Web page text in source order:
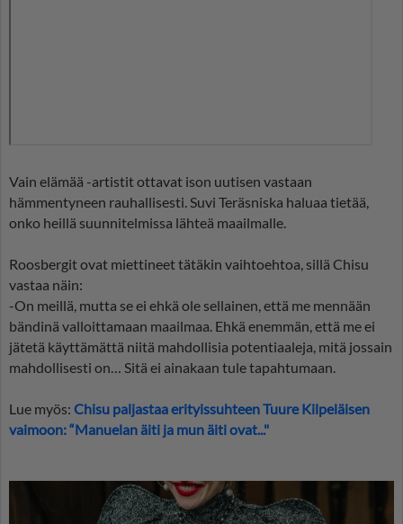
Vain elämää -artistit ottavat ison uutisen vastaan
hämmentyneen rauhallisesti. Suvi Teräsniska haluaa tietää,
onko heillä suunnitelmissa lähteä maailmalle.
Roosbergit ovat miettineet tätäkin vaihtoehtoa, sillä Chisu
vastaa näin:
-On meillä, mutta se ei ehkä ole sellainen, että me mennään
bändinä valloittamaan maailmaa. Ehkä enemmän, että me ei
jätetä käyttämättä niitä mahdollisia potentiaaleja, mitä jossain
mahdollisesti on… Sitä ei ainakaan tule tapahtumaan.
Lue myös: Chisu paljastaa erityissuhteen Tuure Kilpeläisen
vaimoon: “Manuelan äiti ja mun äiti ovat..."